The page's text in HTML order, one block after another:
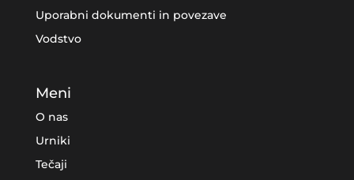
Uporabni dokumenti in povezave
Vodstvo
Meni
O nas
Urniki
Tečaji